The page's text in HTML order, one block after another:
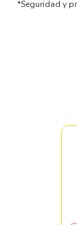
*Seguridad y